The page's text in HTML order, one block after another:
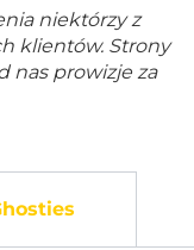
niektórzy z
klientów. Strony
nas prowizje za